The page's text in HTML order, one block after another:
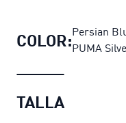
COLOR:Persian
PUMA
TALLA